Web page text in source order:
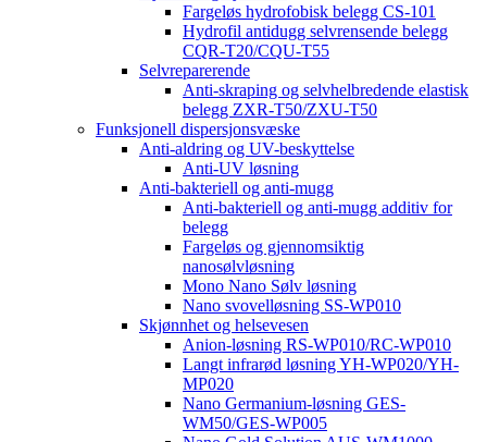
Fargeløs hydrofobisk belegg CS-101
Hydrofil antidugg selvrensende belegg
CQR-T20/CQU-T55
Selvreparerende
Anti-skraping og selvhelbredende elastisk
belegg ZXR-T50/ZXU-T50
Funksjonell dispersjonsvæske
Anti-aldring og UV-beskyttelse
Anti-UV løsning
Anti-bakteriell og anti-mugg
Anti-bakteriell og anti-mugg additiv for
belegg
Fargeløs og gjennomsiktig
nanosølvløsning
Mono Nano Sølv løsning
Nano svovelløsning SS-WP010
Skjønnhet og helsevesen
Anion-løsning RS-WP010/RC-WP010
Langt infrarød løsning YH-WP020/YH-
MP020
Nano Germanium-løsning GES-
WM50/GES-WP005